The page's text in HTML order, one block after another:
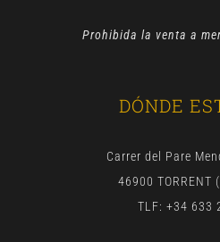
Prohibida la venta a
DÓNDE
Carrer del Pare
46900 TORRENT
TLF: +34 633